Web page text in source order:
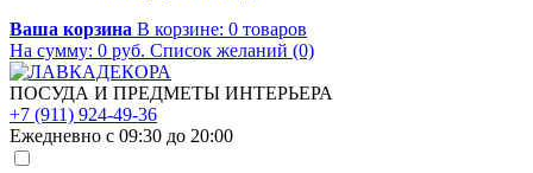
Ваша корзина В корзине: 0 товаров
На сумму: 0 руб. Список желаний (0)
ПОСУДА И ПРЕДМЕТЫ ИНТЕРЬЕРА
+7 (911) 924-49-36
Ежедневно с 09:30 до 20:00